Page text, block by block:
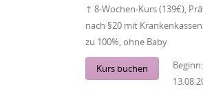
↑ 8-Wochen-Kurs (139€),
nach §20 mit
zu 100%, ohne Baby
Kurs buchen Beginn: